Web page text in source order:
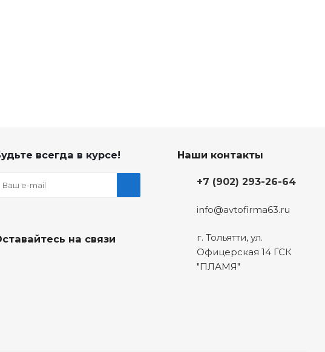
всегда в курсе!
на связи
Наши контакты
+7 (902) 293-26-64
info@avtofirma63.ru
г. Тольятти, ул.
Офицерская 14 ГСК
"ПЛАМЯ"